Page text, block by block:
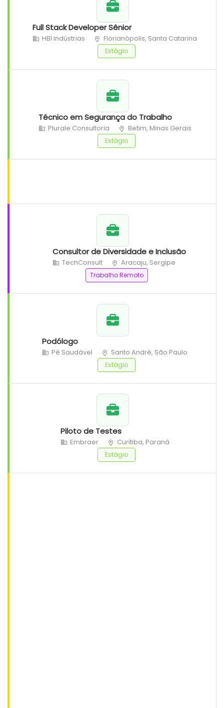
Full Stack Developer Sênior
HBI Indústrias Florianópolis, Santa Catarina
Estágio
Técnico em Segurança do Trabalho
Plurale Consultoria Betim, Minas Gerais
Estágio
Consultor de Diversidade e Inclusão
TechConsult Aracaju, Sergipe
Trabalho Remoto
Podólogo
Pé Saudável Santo André, São Paulo
Estágio
Piloto de Testes
Embraer Curitiba, Paraná
Estágio